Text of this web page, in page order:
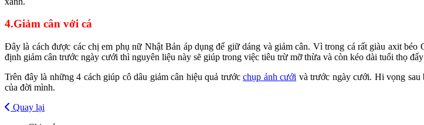
4.Giảm cân với cá
Đây là cách được các chị em phụ nữ Nhật Bản áp dụng để giữ dáng và giảm cân. Vì trong cá rất giàu axit
định giảm cân trước ngày cưới thì nguyên liệu này sẽ giúp trong việc tiêu trừ mỡ thừa và còn kéo dài tuổi thọ
Trên đây là những 4 cách giúp cô dâu giảm cân hiệu quả trước chụp ảnh cưới và trước ngày cưới. Hi vọng sau
của đời mình.
Quay lại